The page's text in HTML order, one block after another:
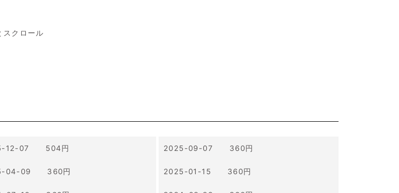
クロール
12-07 504円 2025-09-07 360円
04-09 360円 2025-01-15 360円